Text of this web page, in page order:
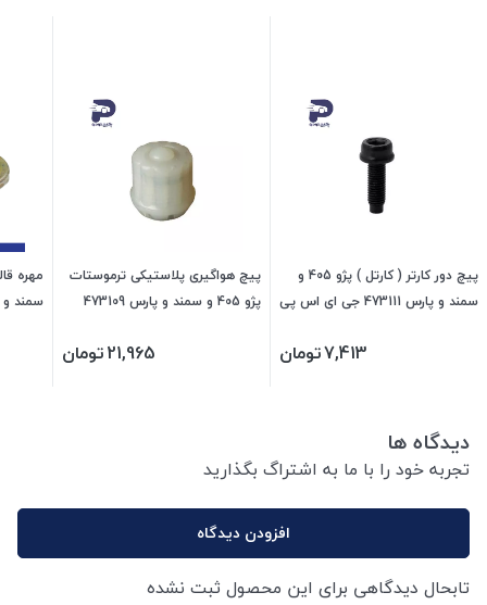
پیچ دور کارتر ( کارتل ) پژو 405 و
سمند و پارس 473111 جی ای اس پی
7,413تومان
پیچ هواگیری پلاستیکی ترموستات
پژو 405 و سمند و پارس 473109
21,965تومان
دیدگاه ها
تجربه خود را با ما به اشتراگ بگذارید
افزودن دیدگاه
تابحال دیدگاهی برای این محصول ثبت نشده